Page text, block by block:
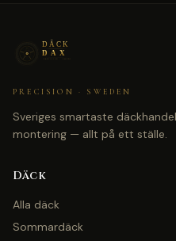
PRECISION · SWEDEN
Sveriges smartaste
montering — allt på ett ställe.
Däck
Alla däck
Sommardäck